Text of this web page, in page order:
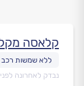
קלאסה
נבדק לאחרונה